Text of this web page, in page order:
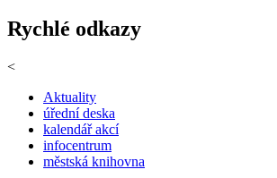
Rychlé odkazy
<
Aktuality
úřední deska
kalendář akcí
infocentrum
městská knihovna